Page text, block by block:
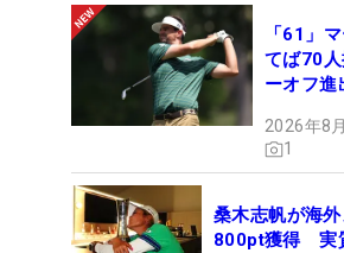
「61」
てば70
ーオフ進
2026年8
1
桑木志帆が海
800pt獲得 実